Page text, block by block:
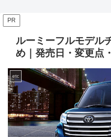
PR
ルーミーフルモデル
め｜発売日・変更点
etc